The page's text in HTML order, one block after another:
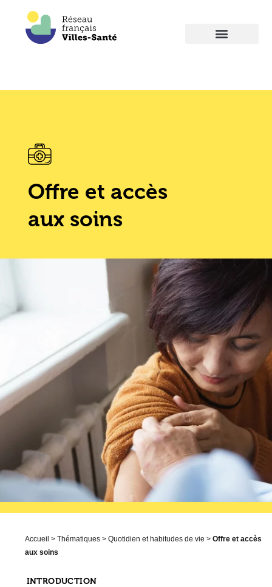
Offre et accès
aux soins
Accueil > Thématiques> Quotidien et habitudes de vie > Offre et accès
aux soins
INTRODUCTION